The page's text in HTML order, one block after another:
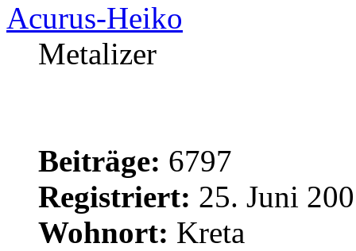
Acurus-Heiko
Metalizer
Beiträge: 6797
Registriert: 25. Juni
Wohnort: Kreta